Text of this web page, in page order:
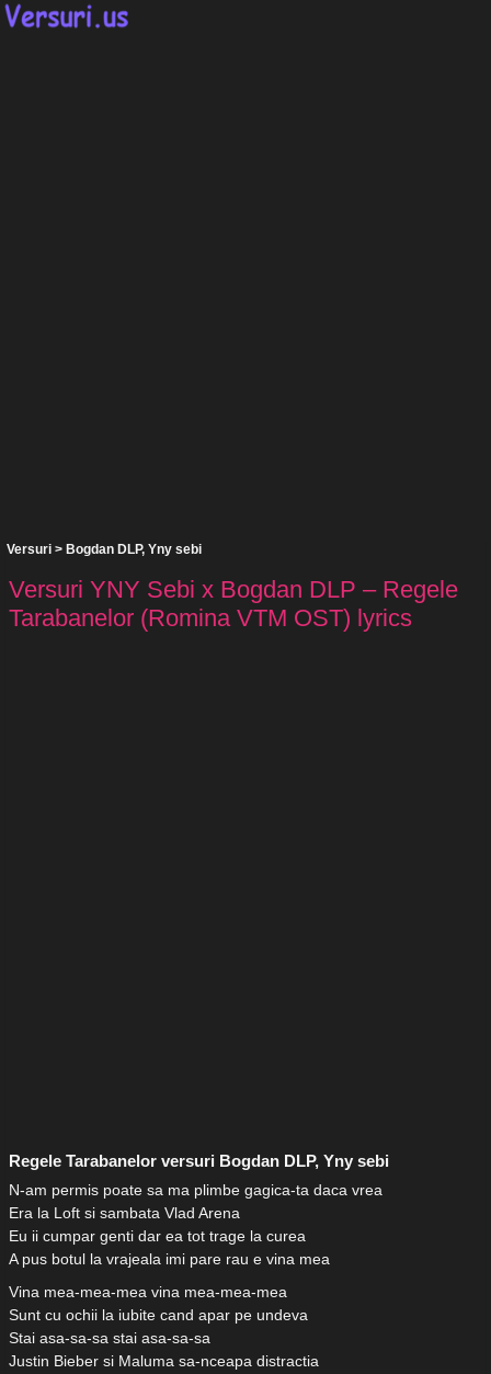
Versuri > Bogdan DLP, Yny sebi
Versuri YNY Sebi x Bogdan DLP – Regele
Tarabanelor (Romina VTM OST) lyrics
Regele Tarabanelor versuri Bogdan DLP, Yny sebi
N-am permis poate sa ma plimbe gagica-ta daca vrea
Era la Loft si sambata Vlad Arena
Eu ii cumpar genti dar ea tot trage la curea
A pus botul la vrajeala imi pare rau e vina mea
Vina mea-mea-mea vina mea-mea-mea
Sunt cu ochii la iubite cand apar pe undeva
Stai asa-sa-sa stai asa-sa-sa
Justin Bieber si Maluma sa-nceapa distractia